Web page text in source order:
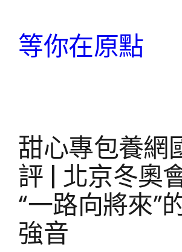
等你在原點
甜心專包養網
評 | 北京冬奧
“一路向將來”
強音